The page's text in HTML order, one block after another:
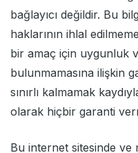
bağlayıcı değildir. Bu
haklarının ihlal
bir amaç için uygunluk
bulunmamasına ilişkin
sınırlı kalmamak
olarak hiçbir garanti
Bu internet sitesinde